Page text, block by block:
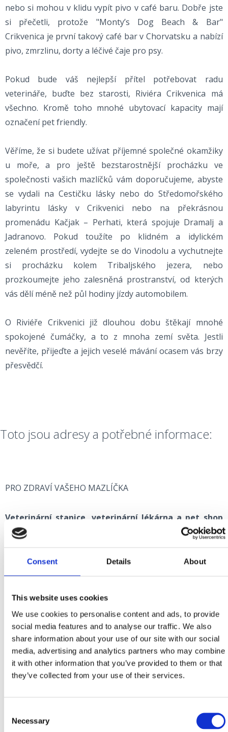
Consent Details About
This website uses cookies
We use cookies to personalise content and ads, to provide
social media features and to analyse our traffic. We also
share information about your use of our site with our social
media, advertising and analytics partners who may combine
it with other information that you’ve provided to them or that
they’ve collected from your use of their services.
Selection
Necessary
nebo si mohou v klidu vypít pivo v café baru. Dobře jste
si přečetli, protože "Monty’s Dog Beach & Bar"
Crikvenica je první takový café bar v Chorvatsku a nabízí
pivo, zmrzlinu, dorty a léčivé čaje pro psy.
Pokud bude váš nejlepší přítel potřebovat radu
veterináře, buďte bez starosti, Riviéra Crikvenica má
všechno. Kromě toho mnohé ubytovací kapacity mají
označení pet friendly.
Věříme, že si budete užívat příjemné společné okamžiky
u moře, a pro ještě bezstarostnější procházku ve
společnosti vašich mazlíčků vám doporučujeme, abyste
se vydali na Cestičku lásky nebo do Středomořského
labyrintu lásky v Crikvenici nebo na překrásnou
promenádu Kačjak – Perhati, která spojuje Dramalj a
Jadranovo. Pokud toužíte po klidném a idylickém
zeleném prostředí, vydejte se do Vinodolu a vychutnejte
si procházku kolem Tribaljského jezera, nebo
prozkoumejte jeho zalesněná prostranství, od kterých
vás dělí méně než půl hodiny jízdy automobilem.
O Riviéře Crikvenici již dlouhou dobu štěkají mnohé
spokojené čumáčky, a to z mnoha zemí světa. Jestli
nevěříte, přijeďte a jejich veselé mávání ocasem vás brzy
přesvědčí.
Toto jsou adresy a potřebné informace:
PRO ZDRAVÍ VAŠEHO MAZLÍČKA
Veterinární stanice, veterinární lékárna a pet shop
Crikvenica
+385 51 241 932
veterinari.ck@gmail.com
Veterinární stanice Rijeka
Stube Marka Remsa 1, Rijeka
+385 51 345 033, +385 91 214 8822
info@vetstri.hr
www.vetstri.hr